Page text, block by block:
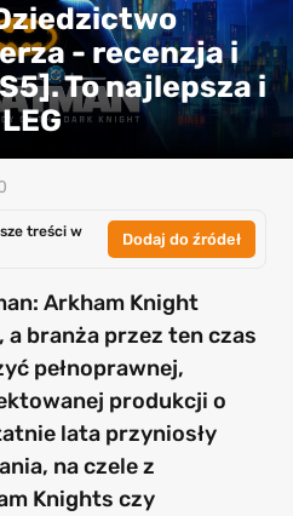
- recenzja i
To najlepsza i
treści w
Dodaj do źródeł
Arkham Knight
a branża przez ten czas
pełnoprawnej,
produkcji o
lata przyniosły
na czele z
Knights czy